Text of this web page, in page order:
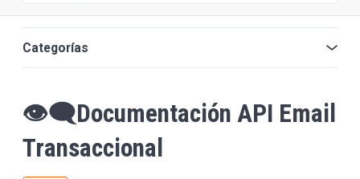
👁️‍🗨️Documentación API Email
Transaccional
Categorías